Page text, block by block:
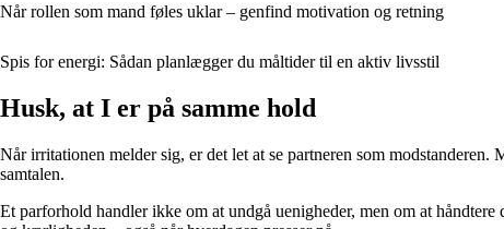
Når rollen som mand føles uklar – genfind motivation og retning
Spis for energi: Sådan planlægger du måltider til en aktiv livsstil
Husk, at I er på samme hold
Når irritationen melder sig, er det let at se partneren som
samtalen.
Et parforhold handler ikke om at undgå uenigheder, men om at